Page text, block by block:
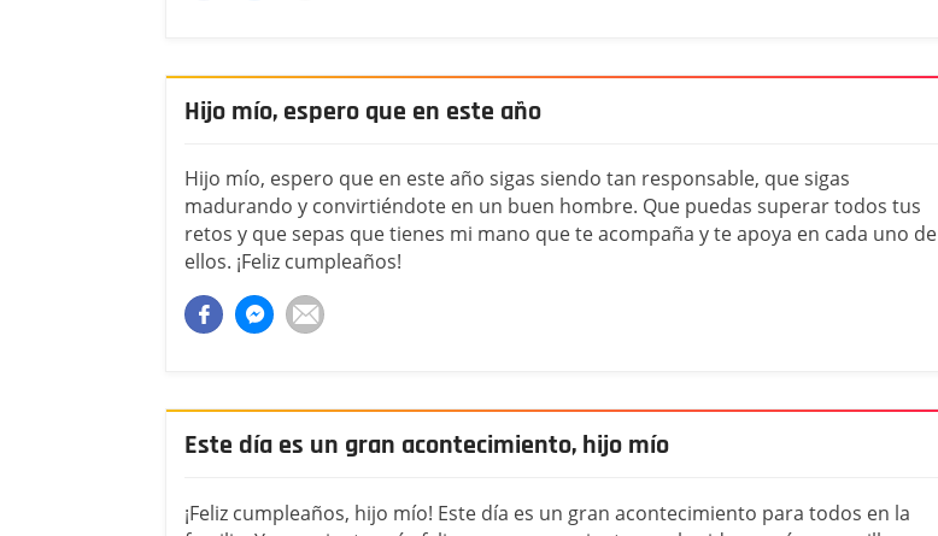
Hijo mío, espero que en este año
Hijo mío, espero que en este año sigas siendo tan responsable, que sigas
madurando y convirtiéndote en un buen hombre. Que puedas superar todos tus
retos y que sepas que tienes mi mano que te acompaña y te apoya en cada uno de
ellos. ¡Feliz cumpleaños!
Este día es un gran acontecimiento, hijo mío
¡Feliz cumpleaños, hijo mío! Este día es un gran acontecimiento para todos en la